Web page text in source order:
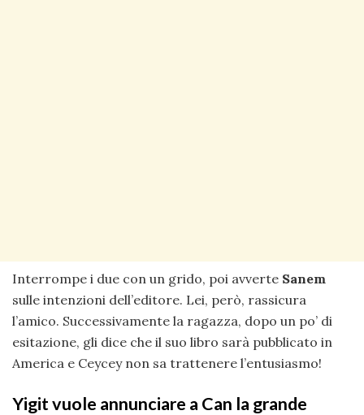
Interrompe i due con un grido, poi avverte Sanem
sulle intenzioni dell’editore. Lei, però, rassicura
l’amico. Successivamente la ragazza, dopo un po’ di
esitazione, gli dice che il suo libro sarà pubblicato in
America e Ceycey non sa trattenere l’entusiasmo!
Yigit vuole annunciare a Can la grande